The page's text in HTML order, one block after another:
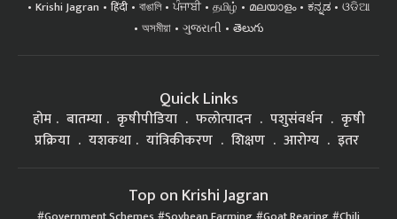
অসমীয়া
ગુજરાતી తెలుగు
कृषीपीडिया फलोत्पादन
प्रक्रिया
यशकथा यांत्रिकीकरण शिक्षण आरोग्य इतर
Government Schemes Soybean Farming Goat Rearing